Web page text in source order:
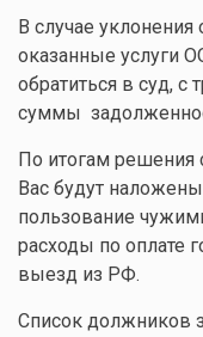
В случае
оказанные услуги
обратиться в суд,
суммы
По итогам решения
Вас будут
пользование
расходы по оплате
выезд из РФ.
Список должников